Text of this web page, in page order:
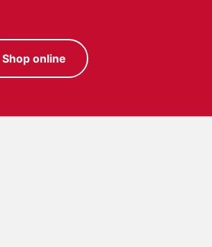
Shop online